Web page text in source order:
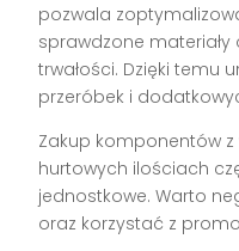
pozwala
sprawdzone
trwałości. Dzięki temu
przeróbek i
Zakup komponentów
hurtowych ilościach
jednostkowe. Warto
oraz korzystać z